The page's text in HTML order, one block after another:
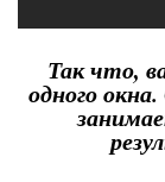
Так что,
одного